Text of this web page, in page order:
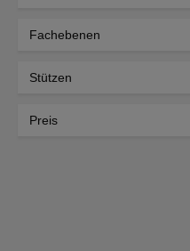
Fachebenen
Stützen
Preis